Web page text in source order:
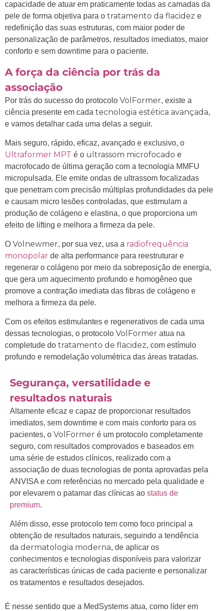
capacidade de atuar em praticamente todas as camadas da
pele de forma objetiva para o tratamento da flacidez e
redefinição das suas estruturas, com maior poder de
personalização de parâmetros, resultados imediatos, maior
conforto e sem downtime para o paciente.
A força da ciência por trás da
associação
Por trás do sucesso do protocolo VolFormer, existe a
ciência presente em cada tecnologia estética avançada,
e vamos detalhar cada uma delas a seguir.
Mais seguro, rápido, eficaz, avançado e exclusivo, o
Ultraformer MPT é o ultrassom microfocado e
macrofocado de última geração com a tecnologia MMFU
micropulsada. Ele emite ondas de ultrassom focalizadas
que penetram com precisão múltiplas profundidades da pele
e causam micro lesões controladas, que estimulam a
produção de colágeno e elastina, o que proporciona um
efeito de lifting e melhora a firmeza da pele.
O Volnewmer, por sua vez, usa a radiofrequência
monopolar de alta performance para reestruturar e
regenerar o colágeno por meio da sobreposição de energia,
que gera um aquecimento profundo e homogêneo que
promove a contração imediata das fibras de colágeno e
melhora a firmeza da pele.
Com os efeitos estimulantes e regenerativos de cada uma
dessas tecnologias, o protocolo VolFormer atua na
completude do tratamento de flacidez, com estímulo
profundo e remodelação volumétrica das áreas tratadas.
Segurança, versatilidade e
resultados naturais
Altamente eficaz e capaz de proporcionar resultados
imediatos, sem downtime e com mais conforto para os
pacientes, o VolFormer é um protocolo completamente
seguro, com resultados comprovados e baseados em
uma série de estudos clínicos, realizado com a
associação de duas tecnologias de ponta aprovadas pela
ANVISA e com referências no mercado pela qualidade e
por elevarem o patamar das clínicas ao status de
premium.
Além disso, esse protocolo tem como foco principal a
obtenção de resultados naturais, seguindo a tendência
da dermatologia moderna, de aplicar os
conhecimentos e tecnologias disponíveis para valorizar
as características únicas de cada paciente e personalizar
os tratamentos e resultados desejados.
É nesse sentido que a MedSystems atua, como líder em